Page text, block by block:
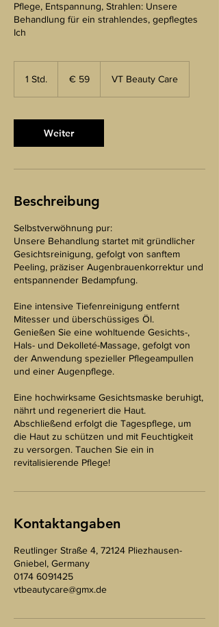
Pflege, Entspannung, Strahlen: Unsere
Behandlung für ein strahlendes, gepflegtes
Ich
1 Std.
d
€ 59 VT Beauty Care
Weiter
Beschreibung
Selbstverwöhnung pur:
Unsere Behandlung startet mit gründlicher
Gesichtsreinigung, gefolgt von sanftem
Peeling, präziser Augenbrauenkorrektur und
entspannender Bedampfung.
Eine intensive Tiefenreinigung entfernt
Mitesser und überschüssiges Öl.
Genießen Sie eine wohltuende Gesichts-,
Hals- und Dekolleté-Massage, gefolgt von
der Anwendung spezieller Pflegeampullen
und einer Augenpflege.
Eine hochwirksame Gesichtsmaske beruhigt,
nährt und regeneriert die Haut.
Abschließend erfolgt die Tagespflege, um
die Haut zu schützen und mit Feuchtigkeit
zu versorgen. Tauchen Sie ein in
revitalisierende Pflege!
Kontaktangaben
Reutlinger Straße 4, 72124 Pliezhausen-
Gniebel, Germany
0174 6091425
vtbeautycare@gmx.de